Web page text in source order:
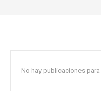
No hay publicaciones